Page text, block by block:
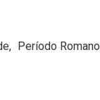
Período Romano